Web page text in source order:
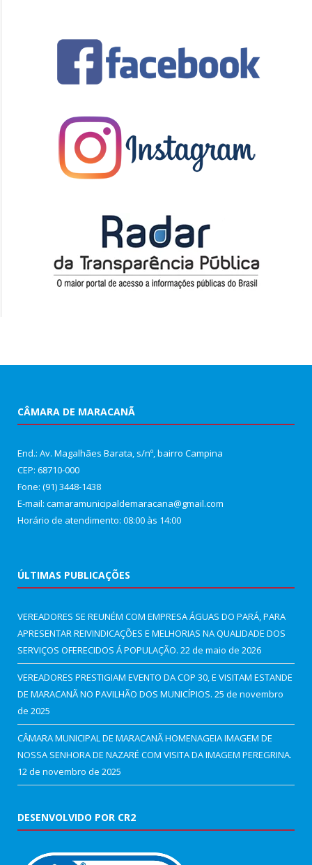
CÂMARA DE MARACANÃ
End.: Av. Magalhães Barata, s/nº, bairro Campina
CEP: 68710-000
Fone: (91) 3448-1438
E-mail: camaramunicipaldemaracana@gmail.com
Horário de atendimento: 08:00 às 14:00
ÚLTIMAS PUBLICAÇÕES
VEREADORES SE REUNÉM COM EMPRESA ÁGUAS DO PARÁ, PARA
APRESENTAR REIVINDICAÇÕES E MELHORIAS NA QUALIDADE DOS
SERVIÇOS OFERECIDOS Á POPULAÇÃO. 22 de maio de 2026
VEREADORES PRESTIGIAM EVENTO DA COP 30, E VISITAM ESTANDE
DE MARACANÃ NO PAVILHÃO DOS MUNICÍPIOS. 25 de novembro
de 2025
CÂMARA MUNICIPAL DE MARACANÃ HOMENAGEIA IMAGEM DE
NOSSA SENHORA DE NAZARÉ COM VISITA DA IMAGEM PEREGRINA.
12 de novembro de 2025
DESENVOLVIDO POR CR2